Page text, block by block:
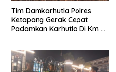
Tim Damkarhutla Polres
Ketapang Gerak Cepat
Padamkan Karhutla Di Km 8